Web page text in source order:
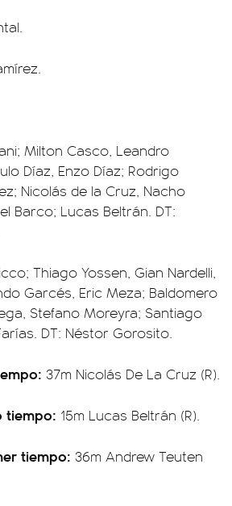
Milton Casco, Leandro
Díaz, Enzo Díaz; Rodrigo
Nicolás de la Cruz, Nacho
Barco; Lucas Beltrán. DT:
Thiago Yossen, Gian Nardelli,
Garcés, Eric Meza; Baldomero
Stefano Moreyra; Santiago
DT: Néstor Gorosito.
37m Nicolás De La Cruz (R).
tiempo: 15m Lucas Beltrán (R).
tiempo: 36m Andrew Teuten